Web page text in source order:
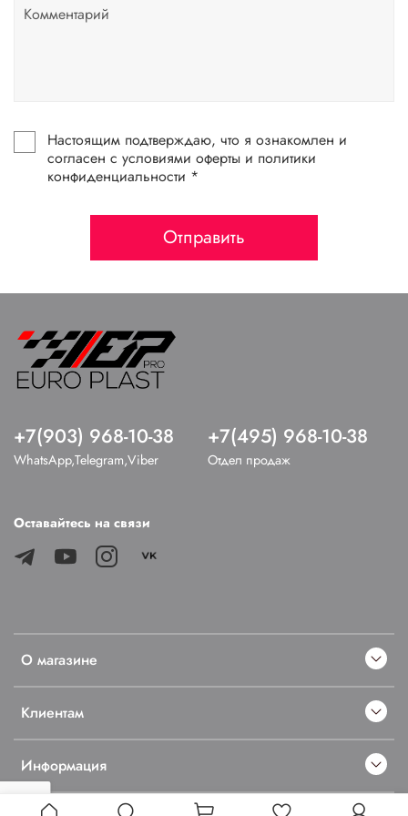
Настоящим подтверждаю, что я ознакомлен и
согласен с условиями оферты и политики
конфиденциальности *
Отправить
О магазине
Клиентам
Информация
+7(903) 968-10-38
WhatsApp,Telegram,Viber
+7(495) 968-10-38
Отдел продаж
Оставайтесь на связи